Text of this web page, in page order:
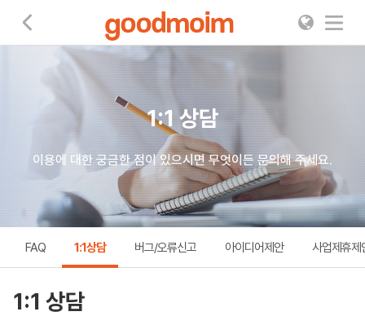
1:1 상담
이용에 대한 궁금한 점이 있으시면 무엇이든 문의해 주세요.
FAQ 1:1상담 버그/오류신고 아이디어제안 사업제휴제
1:1 상담